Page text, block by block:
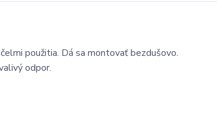
použitia. Dá sa montovať bezdušovo.
odpor.